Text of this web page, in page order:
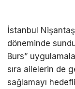
İstanbul
döneminde
Burs”
sıra ailelerin de
sağlamayı